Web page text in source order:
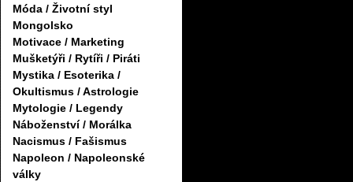
Móda / Životní styl
Mongolsko
Motivace / Marketing
Mušketýři / Rytíři / Piráti
Mystika / Esoterika /
Okultismus / Astrologie
Mytologie / Legendy
Náboženství / Morálka
Nacismus / Fašismus
Napoleon / Napoleonské
války